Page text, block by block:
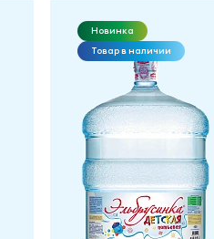
Новинка
Товар в наличии